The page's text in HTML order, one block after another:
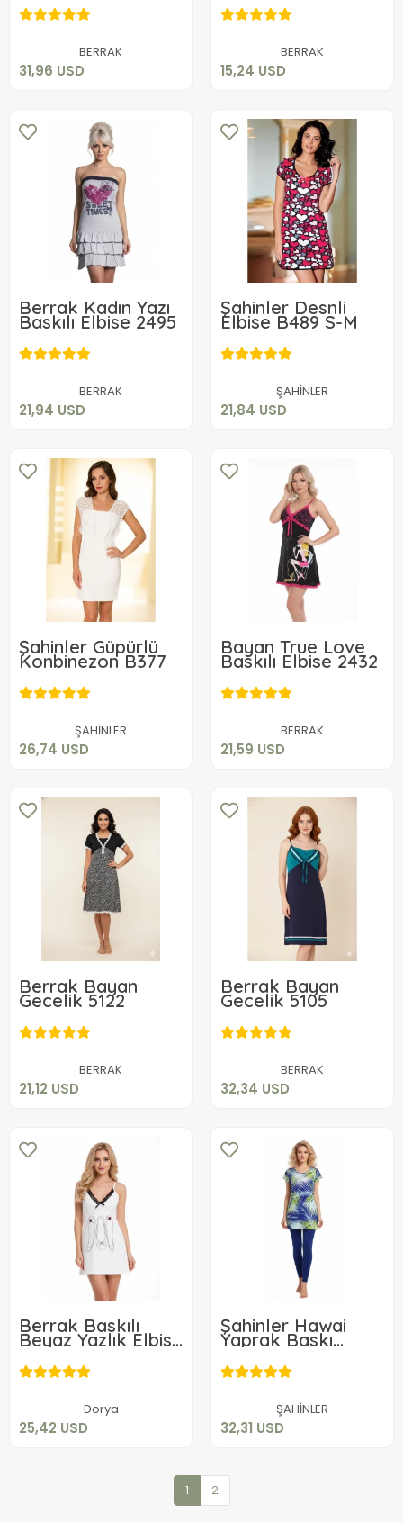
BERRAK
31,96 USD
31,96 USD
BERRAK
15,24 USD
15,24 USD
Berrak Kadın Yazı
Baskılı Elbise 2495
BERRAK
21,94 USD
21,94 USD
Şahinler Desnli
Elbise B489 S-M
ŞAHİNLER
21,84 USD
21,84 USD
Sepete Ekle
Şahinler Güpürlü
Konbinezon B377
ŞAHİNLER
26,74 USD
26,74 USD
Sepete Ekle
Bayan True Love
Baskılı Elbise 2432
BERRAK
21,59 USD
21,59 USD
Berrak Bayan
Gecelik 5122
BERRAK
21,12 USD
21,12 USD
Berrak Bayan
Gecelik 5105
BERRAK
32,34 USD
32,34 USD
Berrak Baskılı
Beyaz Yazlık Elbise
2414
Dorya
25,42 USD
25,42 USD
Şahinler Hawai
Yaprak Baskı
Takım 22215
ŞAHİNLER
32,31 USD
32,31 USD
Sepete Ekle
1 2